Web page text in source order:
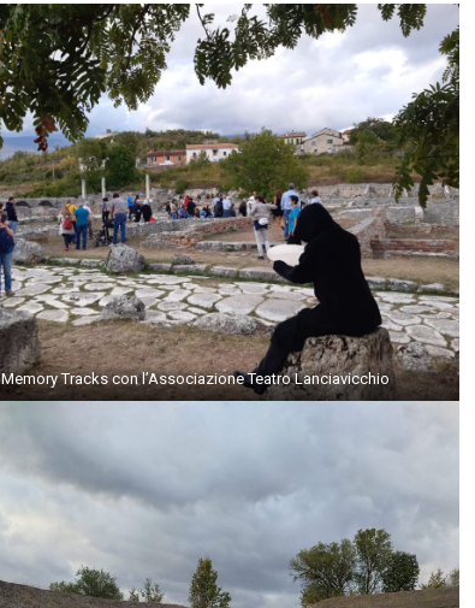
Memory Tracks con l’Associazione Teatro Lanciavicchio